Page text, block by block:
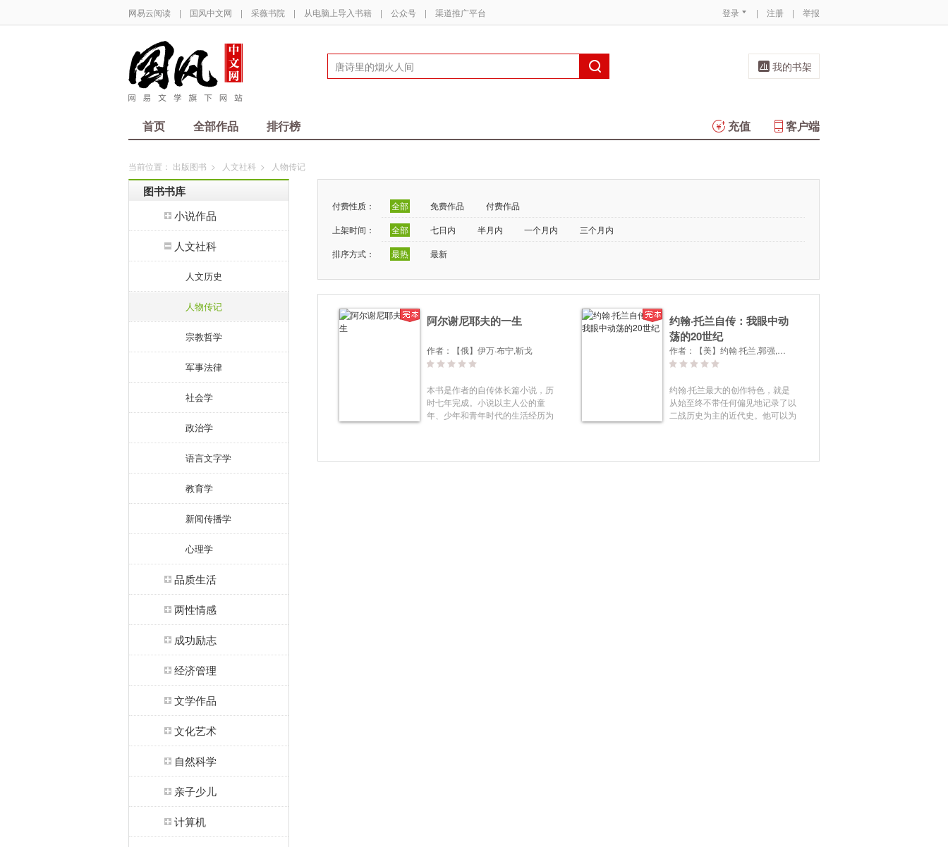
网易云阅读 | 国风中文网 | 采薇书院 | 从电脑上导入书籍 | 公众号 | 渠道推广平台 登录 | 注册 | 举报
我的书架
首页 全部作品 排行榜 客户端
充值
当前位置： 出版图书 > 人文社科 > 人物传记
图书书库
小说作品
人文社科
人文历史
人物传记
宗教哲学
军事法律
社会学
政治学
语言文字学
教育学
新闻传播学
心理学
品质生活
两性情感
成功励志
经济管理
文学作品
文化艺术
自然科学
亲子少儿
计算机
付费性质： 全部 免费作品
付费作品
上架时间：
全部 七日内 半月内 一个月内
三个月内
排序方式：
最热 最新
阿尔谢尼耶夫的一生
作者： 【俄】伊万·布宁,靳戈
本书是作者的自传体长篇小说，历
时七年完成。小说以主人公的童
年、少年和青年时代的生活经历为
且抒情地回忆了俄罗斯的乡土、古
约翰·托兰自传：我眼中动
荡的20世纪
作者：
约翰·托兰最大的创作特色，就是
从始至终不带任何偏见地记录了以
二战历史为主的近代史。他可以为
与其说是一本个人传记，不如说约